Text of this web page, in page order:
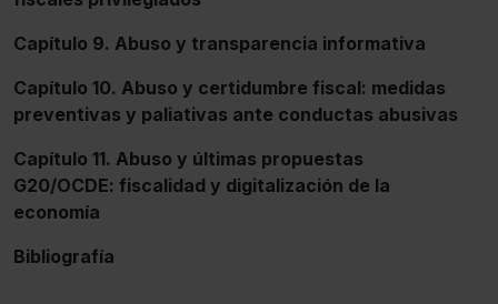
Capítulo 9. Abuso y transparencia informativa
Capítulo 10. Abuso y certidumbre fiscal: medidas
preventivas y paliativas ante conductas abusivas
Capítulo 11. Abuso y últimas propuestas
G20/OCDE: fiscalidad y digitalización de la
economía
Bibliografía